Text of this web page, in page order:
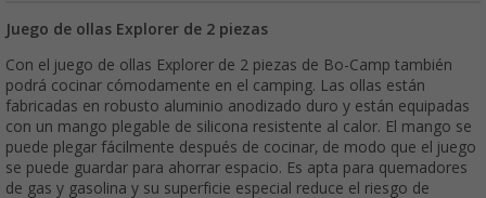
Juego de ollas Explorer de 2 piezas
Con el juego de ollas Explorer de 2 piezas de Bo-Camp también
podrá cocinar cómodamente en el camping. Las ollas están
fabricadas en robusto aluminio anodizado duro y están equipadas
con un mango plegable de silicona resistente al calor. El mango se
puede plegar fácilmente después de cocinar, de modo que el juego
se puede guardar para ahorrar espacio. Es apta para quemadores
de gas y gasolina y su superficie especial reduce el riesgo de